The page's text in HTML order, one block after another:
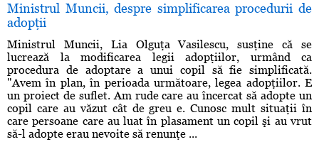
Ministrul Muncii, despre simplificarea procedurii de
adopţii
Ministrul Muncii, Lia Olguţa Vasilescu, susţine că se
lucrează la modificarea legii adopţiilor, urmând ca
procedura de adoptare a unui copil să fie simplificată.
"Avem în plan, în perioada următoare, legea adopţiilor. E
un proiect de suflet. Am rude care au încercat să adopte un
copil care au văzut cât de greu e. Cunosc mult situaţii în
care persoane care au luat în plasament un copil şi au vrut
să-l adopte erau nevoite să renunţe ...